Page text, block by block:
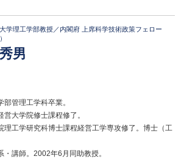
学理工学部教授／内閣府 上席科学技術政策フェロー
男
管理工学科卒業。
大学院修士課程修了。
理工学研究科博士課程経営工学専攻修了。博士（工
講師。2002年6月同助教授。